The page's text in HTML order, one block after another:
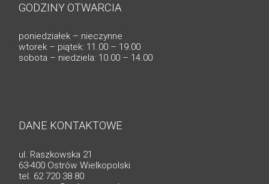
GODZINY OTWARCIA
poniedziałek – nieczynne
wtorek – piątek: 11.00 – 19.00
sobota – niedziela: 10.00 – 14.00
DANE KONTAKTOWE
ul. Raszkowska 21
63-400 Ostrów Wielkopolski
tel. 62 720 38 80